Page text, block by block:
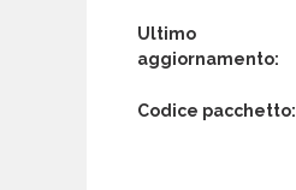
Ultimo
aggiornamento:
Codice pacchetto: